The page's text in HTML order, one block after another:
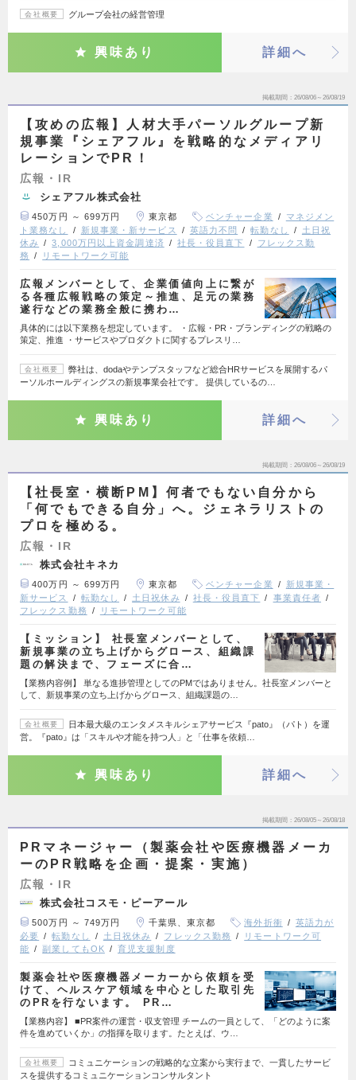
会社概要 グループ会社の経営管理
興味あり 詳細へ
掲載期間 26/08/06～26/08/19
【攻めの広報】人材大手パーソルグループ新
規事業『シェアフル』を戦略的なメディアリ
レーションでPR！
広報・IR
シェアフル株式会社
450万円 ～ 699万円 東京都 ベンチャー企業
マネジメン
ト業務なし
新規事業・新サービス 英語力不問 転勤なし
土日祝
休み
3,000万円以上資金調達済 社長・役員直下
フレックス勤
務
リモートワーク可能
広報メンバーとして、企業価値向上に繋が
る各種広報戦略の策定～推進、足元の業務
遂行などの業務全般に携わ…
具体的には以下業務を想定しています。 ・広報・PR・ブランディングの戦略の
策定、推進 ・サービスやプロダクトに関するプレスリ…
会社概要
弊社は、dodaやテンプスタッフなど総合HRサービスを展開するパ
ーソルホールディングスの新規事業会社です。 提供しているの…
興味あり 詳細へ
掲載期間 26/08/06～26/08/19
【社長室・横断PM】何者でもない自分から
「何でもできる自分」へ。ジェネラリストの
プロを極める。
広報・IR
株式会社キネカ
400万円 ～ 699万円 東京都 ベンチャー企業
新規事業・
新サービス
転勤なし 土日祝休み 社長・役員直下
事業責任者
フレックス勤務
リモートワーク可能
【ミッション】 社長室メンバーとして、
新規事業の立ち上げからグロース、組織課
題の解決まで、フェーズに合…
【業務内容例】 単なる進捗管理としてのPMではありません。社長室メンバーと
して、新規事業の立ち上げからグロース、組織課題の…
会社概要
日本最大級のエンタメスキルシェアサービス『pato』（パト）を運
営。『pato』は「スキルや才能を持つ人」と「仕事を依頼…
興味あり 詳細へ
掲載期間 26/08/05～26/08/18
PRマネージャー（製薬会社や医療機器メーカ
ーのPR戦略を企画・提案・実施）
広報・IR
株式会社コスモ・ピーアール
500万円 ～ 749万円 千葉県、東京都 海外折衝
英語力が
必要
転勤なし 土日祝休み フレックス勤務
リモートワーク可
能
副業してもOK 育児支援制度
製薬会社や医療機器メーカーから依頼を受
けて、ヘルスケア領域を中心とした取引先
のPRを行ないます。 PR…
【業務内容】 ■PR案件の運営・収支管理 チームの一員として、「どのように案
件を進めていくか」の指揮を取ります。たとえば、ウ…
会社概要
コミュニケーションの戦略的な立案から実行まで、一貫したサービ
スを提供するコミュニケーションコンサルタント